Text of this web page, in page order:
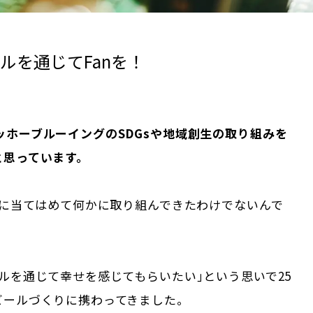
を通じてFanを！
ホーブルーイングのSDGsや地域創生の取り組みを
っています。
当てはめて何かに取り組んできたわけでないんで
を通じて幸せを感じてもらいたい｣という思いで25
ルづくりに携わってきました。